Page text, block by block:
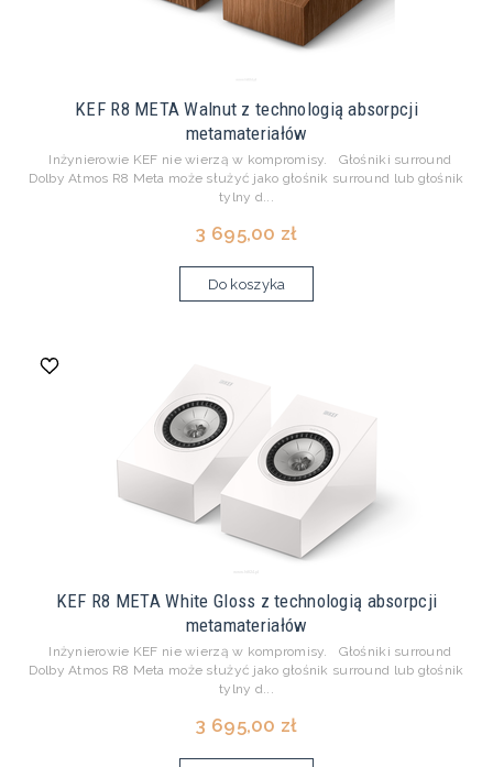
KEF R8 META Walnut z technologią absorpcji
metamateriałów
Inżynierowie KEF nie wierzą w kompromisy. Głośniki surround
Dolby Atmos R8 Meta może służyć jako głośnik surround lub głośnik
tylny d...
3 695,00 zł
Do koszyka
KEF R8 META White Gloss z technologią absorpcji
metamateriałów
Inżynierowie KEF nie wierzą w kompromisy. Głośniki surround
Dolby Atmos R8 Meta może służyć jako głośnik surround lub głośnik
tylny d...
3 695,00 zł